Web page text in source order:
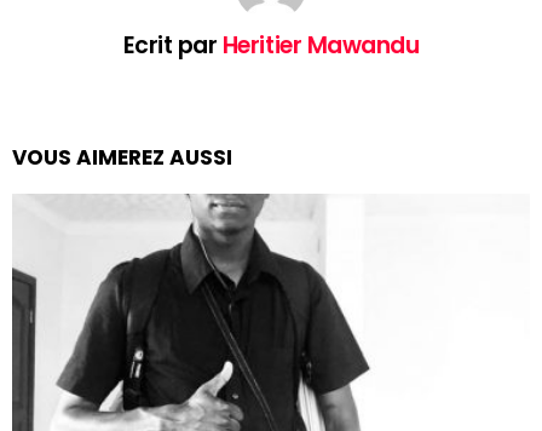
Ecrit par Heritier Mawandu
VOUS AIMEREZ AUSSI